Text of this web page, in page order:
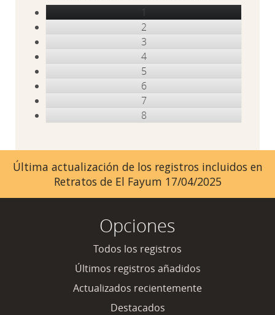
1
2
3
4
5
6
7
8
Última actualización de los registros incluidos en
Retratos de El Fayum 17/04/2025
Opciones
Todos los registros
Últimos registros añadidos
Actualizados recientemente
Destacados